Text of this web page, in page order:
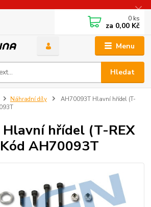
Menu
Hledat
0 ks
za 0,00 Kč
Náhradní díly
AH70093T Hlavní hřídel (T-
hřídel (T-REX
AH70093T